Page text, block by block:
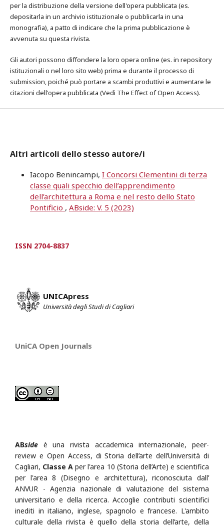
per la distribuzione della versione dell'opera pubblicata (es.
depositarla in un archivio istituzionale o pubblicarla in una
monografia), a patto di indicare che la prima pubblicazione è
avvenuta su questa rivista.
Gli autori possono diffondere la loro opera online (es. in repository
istituzionali o nel loro sito web) prima e durante il processo di
submission, poiché può portare a scambi produttivi e aumentare le
citazioni dell'opera pubblicata (Vedi The Effect of Open Access).
Altri articoli dello stesso autore/i
Iacopo Benincampi, I Concorsi Clementini di terza
classe quali specchio dell’apprendimento
dell’architettura a Roma e nel resto dello Stato
Pontificio , ABside: V. 5 (2023)
ISSN 2704-8837
UNICApress
Università degli Studi di Cagliari
UniCA Open Journals
ABside è una rivista accademica internazionale, peer-
review e Open Access, di Storia dell’arte dell’Università di
Cagliari, Classe A per l'area 10 (Storia dell’Arte) e scientifica
per l'area 8 (Disegno e architettura), riconosciuta dall’
ANVUR - Agenzia nazionale di valutazione del sistema
universitario e della ricerca.Accoglie contributi scientifici
inediti in italiano, inglese, spagnolo e francese. L'ambito
culturale della rivista è quello della storia dell’arte, della